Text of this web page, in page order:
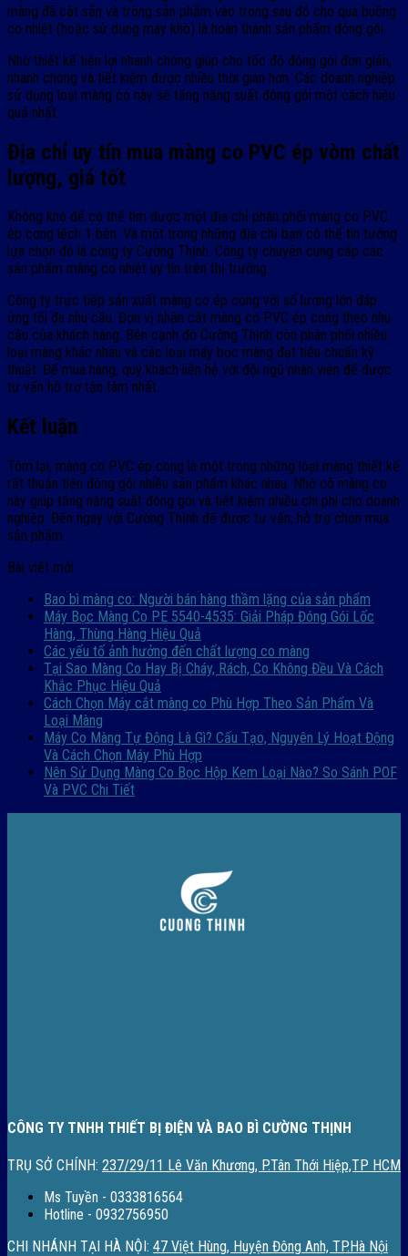
màng đã cắt sẵn và tròng sản phẩm vào trong sau đó cho qua buồng
co nhiệt (hoặc sử dụng máy khò) là hoàn thành sản phẩm đóng gói.
Nhờ thiết kế tiện lợi nhanh chóng giúp cho tốc độ đóng gói đơn giản,
nhanh chóng và tiết kiệm được nhiều thời gian hơn. Các doanh nghiệp
sử dụng loại màng co này sẽ tăng năng suất đóng gói một cách hiệu
quả nhất.
Địa chỉ uy tín mua màng co PVC ép vòm chất
lượng, giá tốt
Không khó để có thể tìm được một địa chỉ phân phối màng co PVC
ép cong lệch 1 bên. Và một trong những địa chỉ bạn có thể tin tưởng
lựa chọn đó là công ty Cường Thịnh. Công ty chuyên cung cấp các
sản phẩm màng co nhiệt uy tín trên thị trường.
Công ty trực tiếp sản xuất màng co ép cong với số lượng lớn đáp
ứng tối đa nhu cầu. Đơn vị nhận cắt màng co PVC ép cong theo nhu
cầu của khách hàng. Bên cạnh đó Cường Thịnh còn phân phối nhiều
loại màng khác nhau và các loại máy bọc màng đạt tiêu chuẩn kỹ
thuật. Để mua hàng, quý khách liên hệ với đội ngũ nhân viên để được
tư vấn hỗ trợ tận tâm nhất.
Kết luận
Tóm lại, màng co PVC ép cong là một trong những loại màng thiết kế
rất thuận tiện đóng gói nhiều sản phẩm khác nhau. Nhờ có màng co
này giúp tăng năng suất đóng gói và tiết kiệm nhiều chi phí cho doanh
nghiệp. Đến ngay với Cường Thịnh để được tư vấn, hỗ trợ chọn mua
sản phẩm.
Bài viết mới
Bao bì màng co: Người bán hàng thầm lặng của sản phẩm
Máy Bọc Màng Co PE 5540-4535: Giải Pháp Đóng Gói Lốc
Hàng, Thùng Hàng Hiệu Quả
Các yếu tố ảnh hưởng đến chất lượng co màng
Tại Sao Màng Co Hay Bị Cháy, Rách, Co Không Đều Và Cách
Khắc Phục Hiệu Quả
Cách Chọn Máy cắt màng co Phù Hợp Theo Sản Phẩm Và
Loại Màng
Máy Co Màng Tự Động Là Gì? Cấu Tạo, Nguyên Lý Hoạt Động
Và Cách Chọn Máy Phù Hợp
Nên Sử Dụng Màng Co Bọc Hộp Kem Loại Nào? So Sánh POF
Và PVC Chi Tiết
CÔNG TY TNHH THIẾT BỊ ĐIỆN VÀ BAO BÌ CƯỜNG THỊNH
TRỤ SỞ CHÍNH: 237/29/11 Lê Văn Khương, P.Tân Thới Hiệp,TP HCM
Ms Tuyền - 0333816564
Hotline - 0932756950
CHI NHÁNH TẠI HÀ NỘI: 47 Việt Hùng, Huyện Đông Anh, TP.Hà Nội